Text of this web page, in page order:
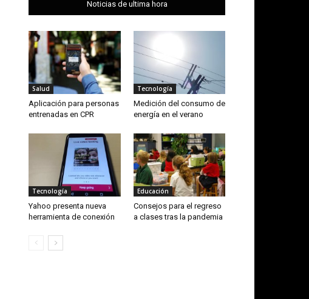
Noticias de ultima hora
Salud
Aplicación para personas
entrenadas en CPR
Tecnología
Medición del consumo de
energía en el verano
Tecnología
Yahoo presenta nueva
herramienta de conexión
Educación
Consejos para el regreso
a clases tras la pandemia